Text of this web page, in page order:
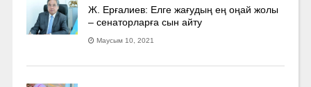
Ж. Ерғалиев: Елге жағудың ең оңай жолы
– сенаторларға сын айту
Маусым 10, 2021